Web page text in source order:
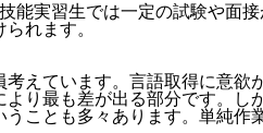
実習生では一定の試験や面
れます。
えています。言語取得に意
より最も差が出る部分です。
ことも多々あります。単純作